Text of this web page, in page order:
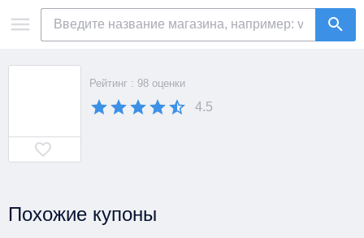
Рейтинг : 98 оценки
4.5
Похожие купоны